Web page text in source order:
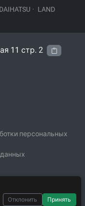
DAIHATSU · LAND
11 стр. 2
персональных
Отклонить Принять